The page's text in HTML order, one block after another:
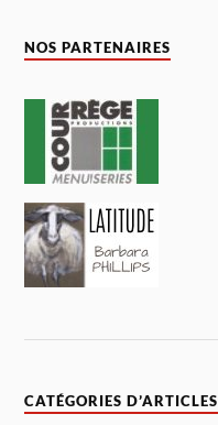
NOS PARTENAIRES
CATÉGORIES D’ARTICLES